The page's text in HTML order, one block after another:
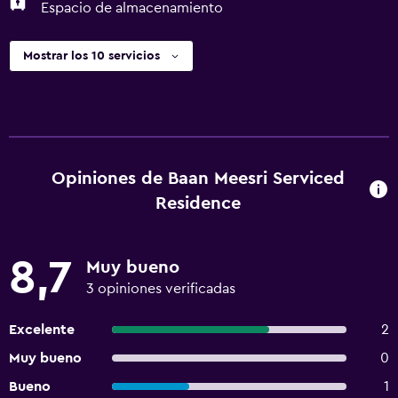
disponibles Sin ascensor Se debe hacer un depósito en
Espacio de almacenamiento
Mostrar los 10 servicios
Opiniones de Baan Meesri Serviced
Residence
8,7 Muy bueno
3 opiniones verificadas
Excelente
2
Muy bueno
0
Bueno
1